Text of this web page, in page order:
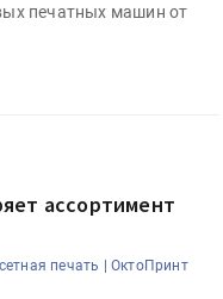
печатных машин от
ассортимент
печать |
ОктоПринт